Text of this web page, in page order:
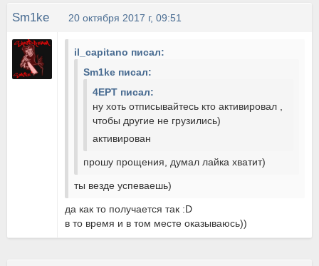
Sm1ke 20 октября 2017 г, 09:51
il_capitano писал:
Sm1ke писал:
4EPT писал:
ну хоть отписывайтесь кто активировал ,
чтобы другие не грузились)
активирован
прошу прощения, думал лайка хватит)
ты везде успеваешь)
да как то получается так :D
в то время и в том месте оказываюсь))